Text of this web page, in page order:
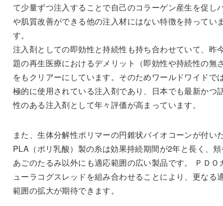
て少量ずつ注入することで自己のコラーゲン産生を促し
や肌質改善ができる他の注入材にはない特徴を持ってい
す。
注入剤としての即効性と持続性も持ち合わせていて、昨
題の再生医療におけるデメリット（即効性や持続性の無
をもクリアーにしています。そのためワールドワイドで
極的に使用されている注入剤であり、日本でも最新かつ
性のある注入剤として年々評価が高まっています。
また、生体分解性ポリマーの円錐状バイオコーンが付い
PLA（ポリ乳酸）製の糸は効果持続期間が2年と長く、
あごのたるみ以外にも適応範囲の広い製品です。 ＰＤＯ
ューラコグスレッドを組み合わせることにより、更なる
範囲の拡大が期待できます。